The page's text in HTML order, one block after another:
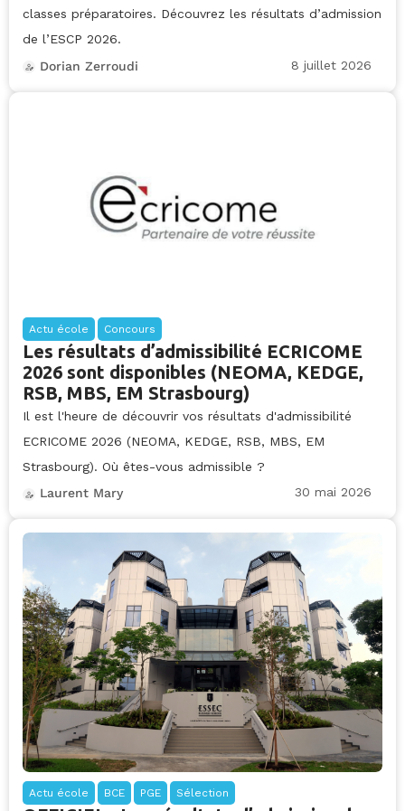
classes préparatoires. Découvrez les résultats d’admission
de l’ESCP 2026.
Dorian Zerroudi
8 juillet 2026
Actu école Concours
Les résultats d’admissibilité ECRICOME
2026 sont disponibles (NEOMA, KEDGE,
RSB, MBS, EM Strasbourg)
Il est l'heure de découvrir vos résultats d'admissibilité
ECRICOME 2026 (NEOMA, KEDGE, RSB, MBS, EM
Strasbourg). Où êtes-vous admissible ?
Laurent Mary
30 mai 2026
Actu école BCE PGE Sélection